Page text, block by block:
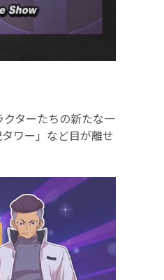
ターたちの新たな一
ワー」など目が離せ